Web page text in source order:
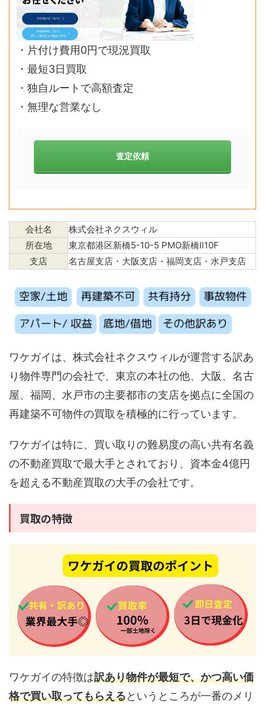
・片付け費用0円で現況買取
・最短3日買取
・独自ルートで高額査定
・無理な営業なし
査定依頼
会社名
株式会社ネクスウィル
所在地
東京都港区新橋5-10-5 PMO新橋Ⅱ10F
支店
名古屋支店・大阪支店・福岡支店・水戸支店
ワケガイは、株式会社ネクスウィルが運営する訳あ
り物件専門の会社で、東京の本社の他、大阪、名古
屋、福岡、水戸市の主要都市の支店を拠点に全国の
再建築不可物件の買取を積極的に行っています。
ワケガイは特に、買い取りの難易度の高い共有名義
の不動産買取で最大手とされており、資本金4億円
を超える不動産買取の大手の会社です。
買取の特徴
ワケガイの特徴は訳あり物件が最短で、かつ高い価
格で買い取ってもらえるというところが一番のメリ